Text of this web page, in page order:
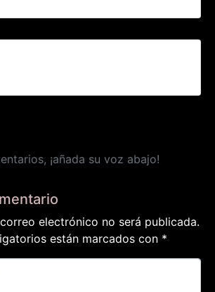
¡añada su voz abajo!
electrónico no será publicada.
están marcados con *